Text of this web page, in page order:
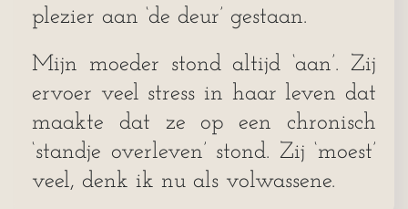
plezier aan ‘de deur’ gestaan.
Mijn moeder stond altijd ‘aan’. Zij
ervoer veel stress in haar leven dat
maakte dat ze op een chronisch
‘standje overleven’ stond. Zij ‘moest’
veel, denk ik nu als volwassene.